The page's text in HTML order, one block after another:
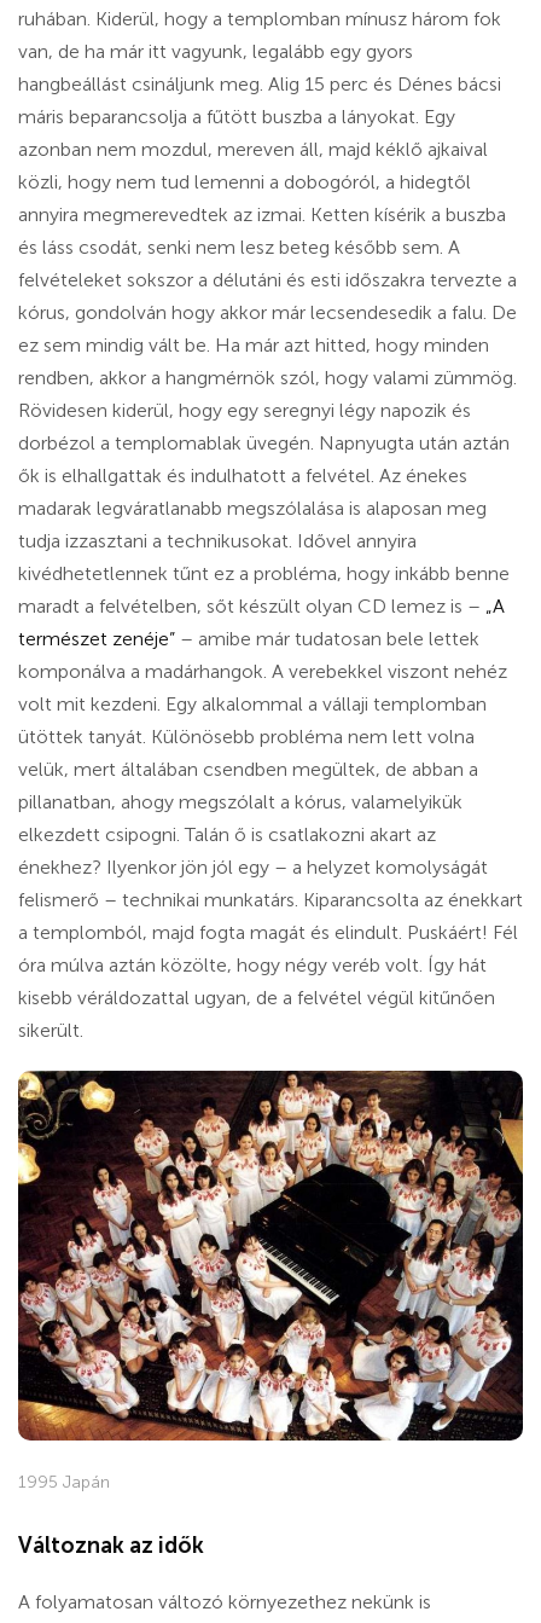
ruhában. Kiderül, hogy a templomban mínusz három fok
van, de ha már itt vagyunk, legalább egy gyors
hangbeállást csináljunk meg. Alig 15 perc és Dénes bácsi
máris beparancsolja a fűtött buszba a lányokat. Egy
azonban nem mozdul, mereven áll, majd kéklő ajkaival
közli, hogy nem tud lemenni a dobogóról, a hidegtől
annyira megmerevedtek az izmai. Ketten kísérik a buszba
és láss csodát, senki nem lesz beteg később sem. A
felvételeket sokszor a délutáni és esti időszakra tervezte a
kórus, gondolván hogy akkor már lecsendesedik a falu. De
ez sem mindig vált be. Ha már azt hitted, hogy minden
rendben, akkor a hangmérnök szól, hogy valami zümmög.
Rövidesen kiderül, hogy egy seregnyi légy napozik és
dorbézol a templomablak üvegén. Napnyugta után aztán
ők is elhallgattak és indulhatott a felvétel. Az énekes
madarak legváratlanabb megszólalása is alaposan meg
tudja izzasztani a technikusokat. Idővel annyira
kivédhetetlennek tűnt ez a probléma, hogy inkább benne
maradt a felvételben, sőt készült olyan CD lemez is – „A
természet zenéje” – amibe már tudatosan bele lettek
komponálva a madárhangok. A verebekkel viszont nehéz
volt mit kezdeni. Egy alkalommal a vállaji templomban
ütöttek tanyát. Különösebb probléma nem lett volna
velük, mert általában csendben megültek, de abban a
pillanatban, ahogy megszólalt a kórus, valamelyikük
elkezdett csipogni. Talán ő is csatlakozni akart az
énekhez? Ilyenkor jön jól egy – a helyzet komolyságát
felismerő – technikai munkatárs. Kiparancsolta az énekkart
a templomból, majd fogta magát és elindult. Puskáért! Fél
óra múlva aztán közölte, hogy négy veréb volt. Így hát
kisebb véráldozattal ugyan, de a felvétel végül kitűnően
sikerült.
1995 Japán
Változnak az idők
A folyamatosan változó környezethez nekünk is